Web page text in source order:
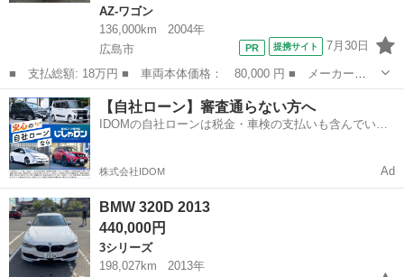
ティブクルーズ レ
ーンチェンジ＆ディ
パーチャーウォーニ
付）
AZ-ワゴン
136,000km
2004年
広島市
提携サイト 7月30日
■ 支払総額: 18万円 ■ 車両本体価格： 80,000 円 ■ メーカー
名： マツダ ■ 車種名： ＡＺワゴン ■ グレード名： ＦＸ－ス
ペシャル ＡＵＸ ＵＳＢ ■ 排気量： 660cc ■ ドア枚数： 5D
■ ミ...
広島 広島市 AZ-ワゴン AUX
【自社ローン】審査通らない方へ
IDOMの自社ローンは税金・車検の支払いも含んでいる
株式会社IDOM Ad
BMW 320D 2013
440,000円
3シリーズ
198,027km
2013年